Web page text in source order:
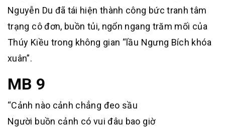
Nguyễn Du đã tái hiện thành công bức tranh tâm
trạng cô đơn, buồn tủi, ngổn ngang trăm mối của
Thúy Kiều trong không gian “lầu Ngưng Bích khóa
xuân”.
MB 9
“Cảnh nào cảnh chẳng đeo sầu
Người buồn cảnh có vui đâu bao giờ